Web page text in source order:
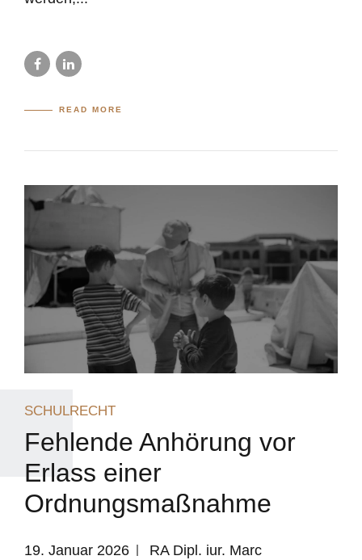
READ MORE
SCHULRECHT
Fehlende Anhörung vor
Erlass einer
Ordnungsmaßnahme
19. Januar 2026
RA Dipl. iur. Marc